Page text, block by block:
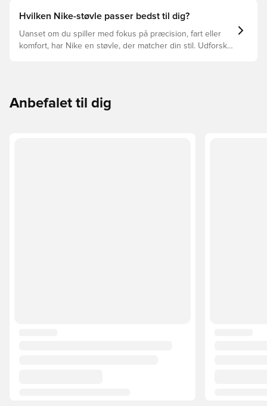
støvler der er det bedste valg til de forskellige typer
Hvilken Nike-støvle passer bedst til dig?
Uanset om du spiller med fokus på præcision, fart eller
komfort, har Nike en støvle, der matcher din stil. Udforsk
Anbefalet til dig